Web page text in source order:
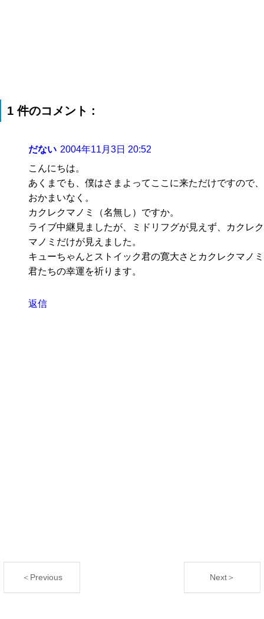
1 件のコメント :
だない 2004年11月3日 20:52
こんにちは。
あくまでも、僕はさまよってここに来ただけですので、
おかまいなく。
カクレクマノミ（名無し）ですか。
ライブ中継見ましたが、ミドリフグが見えず、カクレク
マノミだけが見えました。
キューちゃんとストイック君の寛大さとカクレクマノミ
君たちの幸運を祈ります。
返信
＜Previous Next＞